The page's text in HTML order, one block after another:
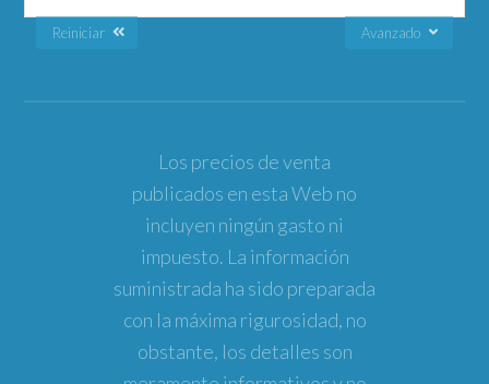
Avanzado
Reiniciar
Los precios de venta
publicados en esta Web no
incluyen ningún gasto ni
impuesto. La información
suministrada ha sido preparada
con la máxima rigurosidad, no
obstante, los detalles son